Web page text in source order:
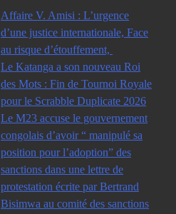
Affaire V. Amisi : L’urgence
d’une justice internationale, Face
au risque d’étouffement,
Le Katanga a son nouveau Roi
des Mots : Fin de Tournoi Royale
pour le Scrabble Duplicate 2026
Le M23 accuse le gouvernement
congolais d’avoir “ manipulé sa
position pour l’adoption” des
sanctions dans une lettre de
protestation écrite par Bertrand
Bisimwa au comité des sanctions